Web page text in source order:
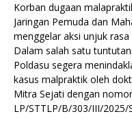
Korban dugaan
Jaringan Pemuda dan
menggelar aksi unjuk
Dalam salah satu
Poldasu segera
kasus malpraktik oleh
Mitra Sejati dengan
LP/STTLP/B/303/III/2025/